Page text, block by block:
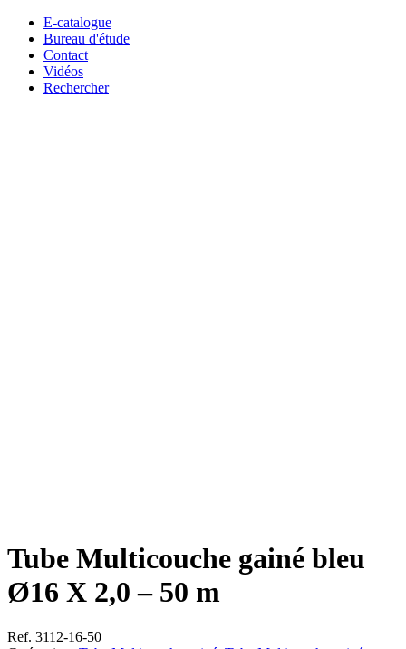
E-catalogue
Bureau d'étude
Contact
Vidéos
Rechercher
Tube Multicouche gainé bleu
Ø16 X 2,0 – 50 m
Ref. 3112-16-50